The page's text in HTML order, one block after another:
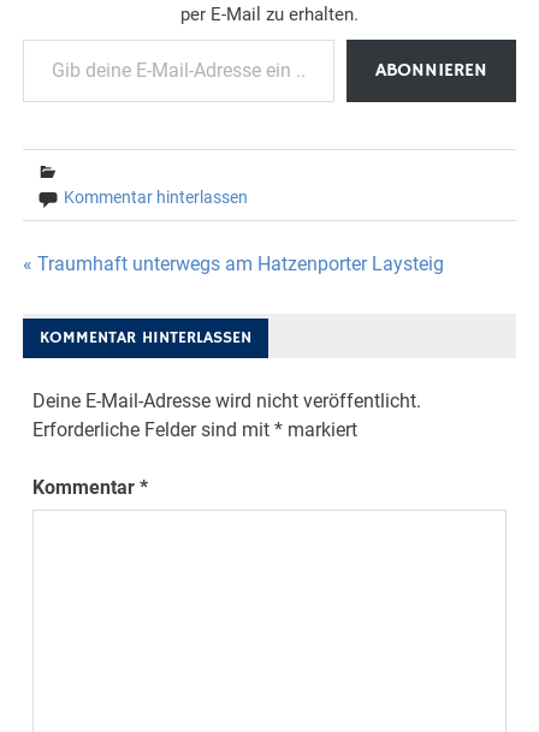
per E-Mail zu erhalten.
Gib deine E-Mail-Adresse ein ...
ABONNIEREN
Kommentar hinterlassen
Beitragsnavigation
« Traumhaft unterwegs am Hatzenporter Laysteig
KOMMENTAR HINTERLASSEN
Deine E-Mail-Adresse wird nicht veröffentlicht.
Erforderliche Felder sind mit* markiert
Kommentar*